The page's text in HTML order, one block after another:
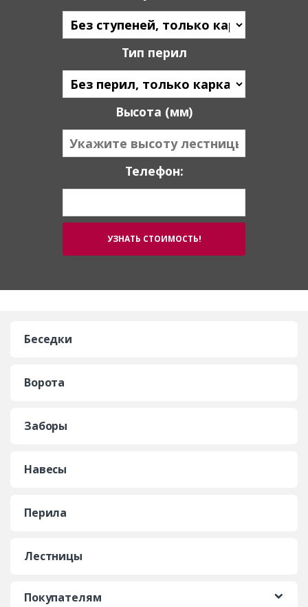
Тип перил
Высота (мм)
Телефон:
Беседки
Ворота
Заборы
Навесы
Перила
Лестницы
Покупателям